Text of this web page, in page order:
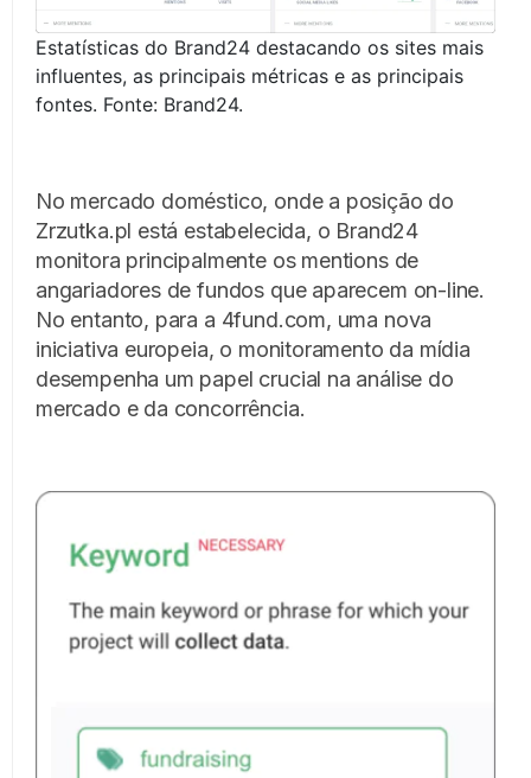
Estatísticas do Brand24 destacando os sites mais
influentes, as principais métricas e as principais
fontes. Fonte: Brand24.
No mercado doméstico, onde a posição do
Zrzutka.pl está estabelecida, o Brand24
monitora principalmente os mentions de
angariadores de fundos que aparecem on-line.
No entanto, para a 4fund.com, uma nova
iniciativa europeia, o monitoramento da mídia
desempenha um papel crucial na análise do
mercado e da concorrência.